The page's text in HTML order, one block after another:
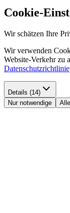
Cookie-
Wir schätzen Ihre
Wir verwenden
Website-Verkehr zu
Datenschutzrichtlinie
Details (14)
Nur notwendige